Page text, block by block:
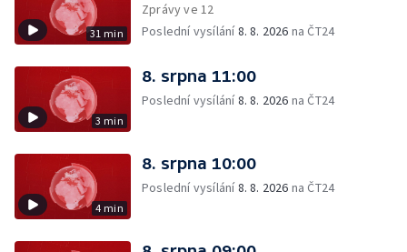
31 min
Zprávy ve 12
Poslední vysílání8. 8. 2026 na ČT24
3 min
8. srpna 11:00
Poslední vysílání8. 8. 2026 na ČT24
4 min
8. srpna 10:00
Poslední vysílání8. 8. 2026 na ČT24